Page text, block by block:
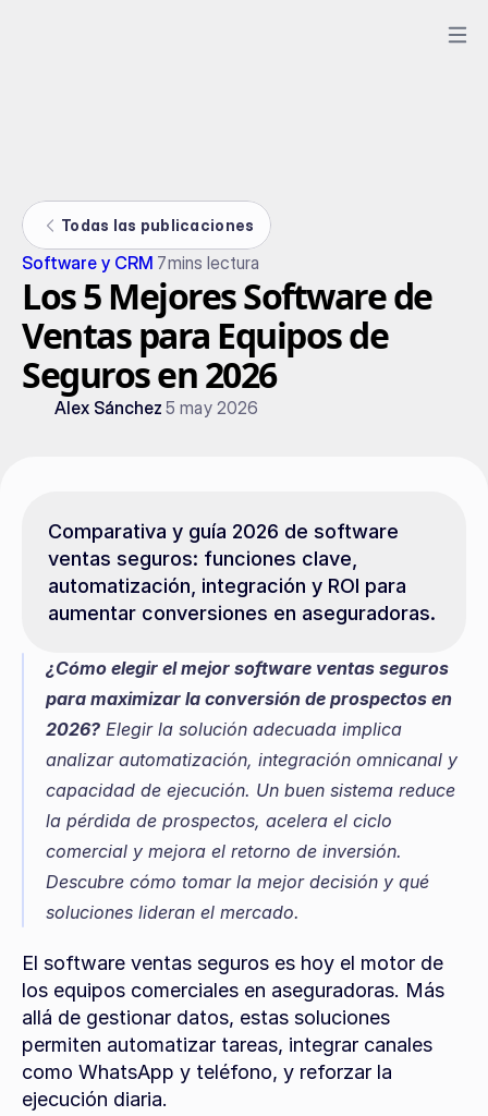
Todas las publicaciones
Software y CRM 7mins lectura
Los 5 Mejores Software de
Ventas para Equipos de
Seguros en 2026
Alex Sánchez 5 may 2026
Comparativa y guía 2026 de software
ventas seguros: funciones clave,
automatización, integración y ROI para
aumentar conversiones en aseguradoras.
¿Cómo elegir el mejor software ventas seguros
para maximizar la conversión de prospectos en
2026? Elegir la solución adecuada implica
analizar automatización, integración omnicanal y
capacidad de ejecución. Un buen sistema reduce
la pérdida de prospectos, acelera el ciclo
comercial y mejora el retorno de inversión.
Descubre cómo tomar la mejor decisión y qué
soluciones lideran el mercado.
El software ventas seguros es hoy el motor de
los equipos comerciales en aseguradoras. Más
allá de gestionar datos, estas soluciones
permiten automatizar tareas, integrar canales
como WhatsApp y teléfono, y reforzar la
ejecución diaria.